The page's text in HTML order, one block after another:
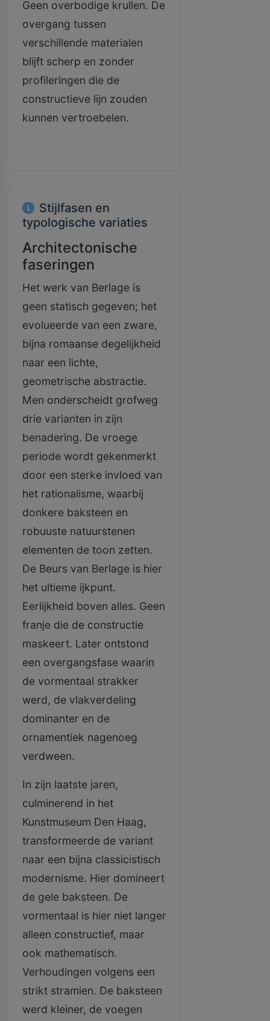
Geen overbodige krullen. De
overgang tussen
verschillende materialen
blijft scherp en zonder
profileringen die de
constructieve lijn zouden
kunnen vertroebelen.
Stijlfasen en
typologische variaties
Architectonische
faseringen
Het werk van Berlage is
geen statisch gegeven; het
evolueerde van een zware,
bijna romaanse degelijkheid
naar een lichte,
geometrische abstractie.
Men onderscheidt grofweg
drie varianten in zijn
benadering. De vroege
periode wordt gekenmerkt
door een sterke invloed van
het rationalisme, waarbij
donkere baksteen en
robuuste natuurstenen
elementen de toon zetten.
De Beurs van Berlage is hier
het ultieme ijkpunt.
Eerlijkheid boven alles. Geen
franje die de constructie
maskeert. Later ontstond
een overgangsfase waarin
de vormentaal strakker
werd, de vlakverdeling
dominanter en de
ornamentiek nagenoeg
verdween.
In zijn laatste jaren,
culminerend in het
Kunstmuseum Den Haag,
transformeerde de variant
naar een bijna classicistisch
modernisme. Hier domineert
de gele baksteen. De
vormentaal is hier niet langer
alleen constructief, maar
ook mathematisch.
Verhoudingen volgens een
strikt stramien. De baksteen
werd kleiner, de voegen